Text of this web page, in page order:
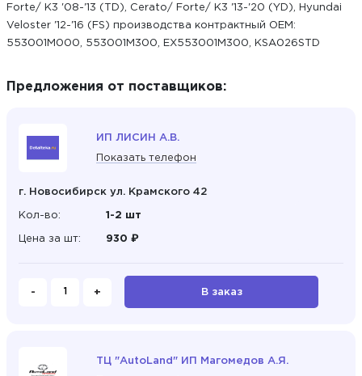
Forte/ K3 '08-'13 (TD), Cerato/ Forte/ K3 '13-'20 (YD), Hyundai
Veloster '12-'16 (FS) производства контрактный ОЕМ:
553001M000, 553001M300, EX553001M300, KSA026STD
Предложения от поставщиков:
ИП ЛИСИН А.В.
Показать телефон
г. Новосибирск ул. Крамского 42
Кол-во: 1-2 шт
Цена за шт: 930 ₽
- + В заказ
ТЦ "AutoLand" ИП Магомедов А.Я.